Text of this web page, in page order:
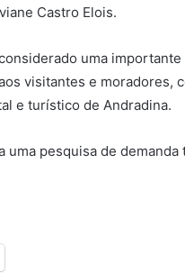
Castro Elois.
uma
visitantes e moradores,
e turístico de Andradina.
uma pesquisa de